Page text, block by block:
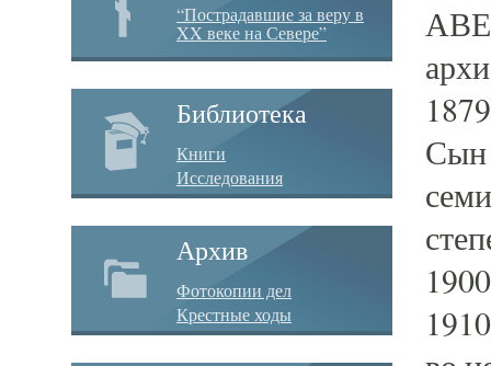
“Пострадавшие за веру в
XX веке на Севере”
Библиотека
Книги
Исследования
Архив
Фотокопии дел
Крестные ходы
Сын